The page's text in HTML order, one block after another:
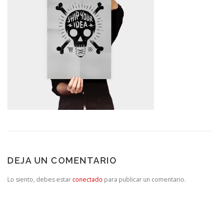
DEJA UN COMENTARIO
Lo siento, debes estar conectado para publicar un comentario.